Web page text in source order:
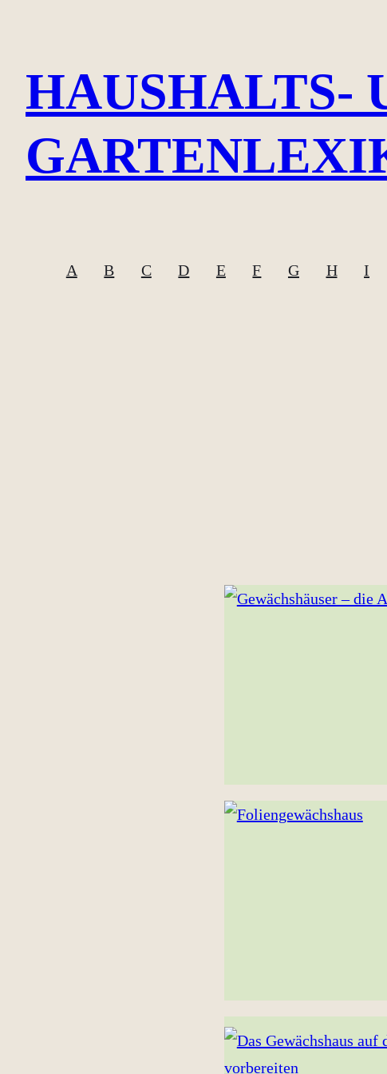
springen
HAUSHALTS-
A B C D E F G H I